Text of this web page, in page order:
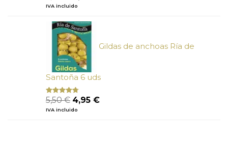
con
de
5
precio
era:
6,73 €.
IVA incluido
Gildas de anchoas Ría de
Santoña 6 uds
Valorado
con
de 5
5,50€ El
precio
4,95 €El
IVA incluido